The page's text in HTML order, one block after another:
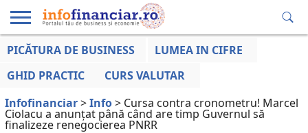
EDUCAȚIE
LA ZI
AFACERILOR
PICĂTURA DE BUSINESS
LUMEA IN CIFRE
GHID PRACTIC
CURS VALUTAR
Infofinanciar>Info> Cursa contra cronometru! Marcel
Ciolacu a anunțat până când are timp Guvernul să
finalizeze renegocierea PNRR